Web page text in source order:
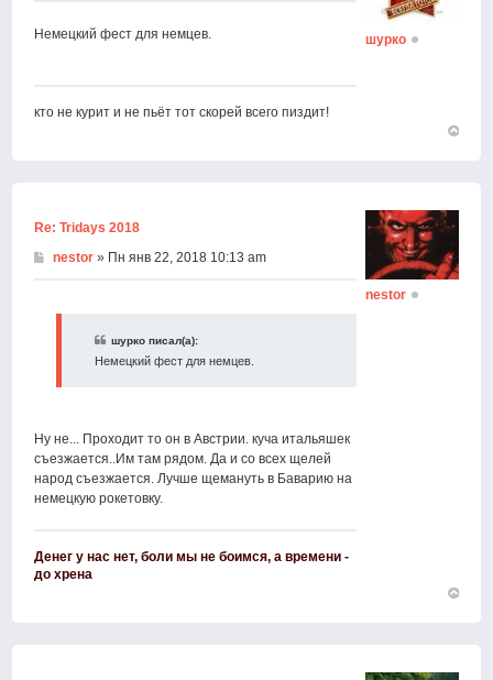
Немецкий фест для немцев.
кто не курит и не пьёт тот скорей всего пиздит!
шурко
Re: Tridays 2018
nestor » Пн янв 22, 2018 10:13 am
шурко писал(а):
Немецкий фест для немцев.
Ну не... Проходит то он в Австрии. куча итальяшек
съезжается..Им там рядом. Да и со всех щелей
народ съезжается. Лучше щемануть в Баварию на
немецкую рокетовку.
Денег у нас нет, боли мы не боимся, а времени -
до хрена
nestor